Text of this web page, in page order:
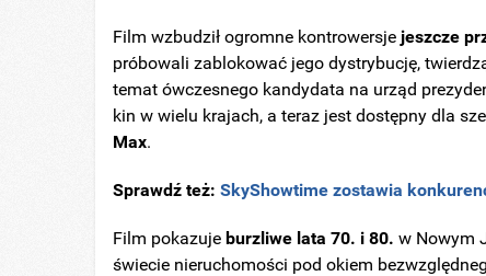
Film wzbudził ogromne kontrowersjejeszcze
próbowali zablokować jego dystrybucję,
temat ówczesnego kandydata na urząd
kin w wielu krajach, a teraz jest dostępny dla
Max.
Sprawdź też:SkyShowtime zostawia
Film pokazujeburzliwe lata 70. i 80. w Nowym
świecie nieruchomości pod okiem